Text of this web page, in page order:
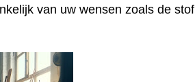
van uw wensen zoals de stof